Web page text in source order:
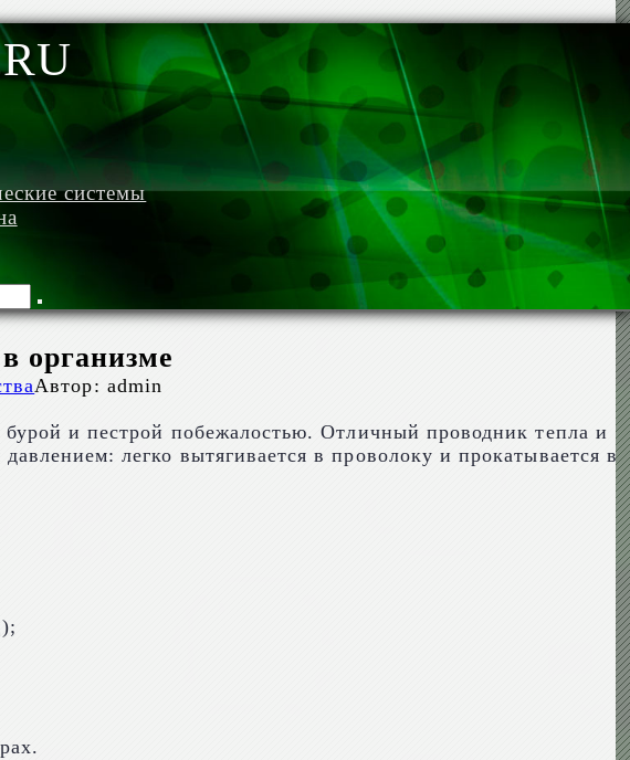
системы
организме
Автор: admin
и пестрой побежалостью. Отличный проводник тепла и
легко вытягивается в проволоку и прокатывается в